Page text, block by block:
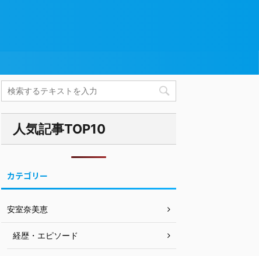
人気記事TOP10
カテゴリー
安室奈美恵
経歴・エピソード